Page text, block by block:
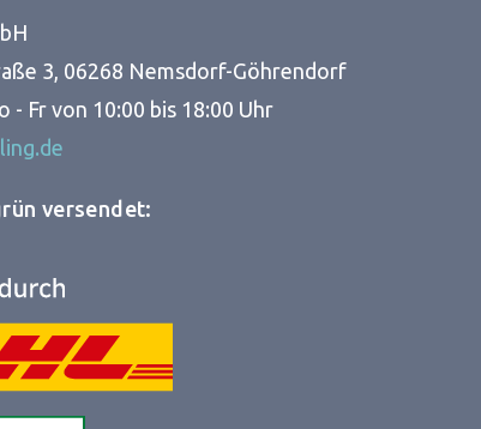
3, 06268 Nemsdorf-Göhrendorf
- Fr von 10:00 bis 18:00 Uhr
versendet: